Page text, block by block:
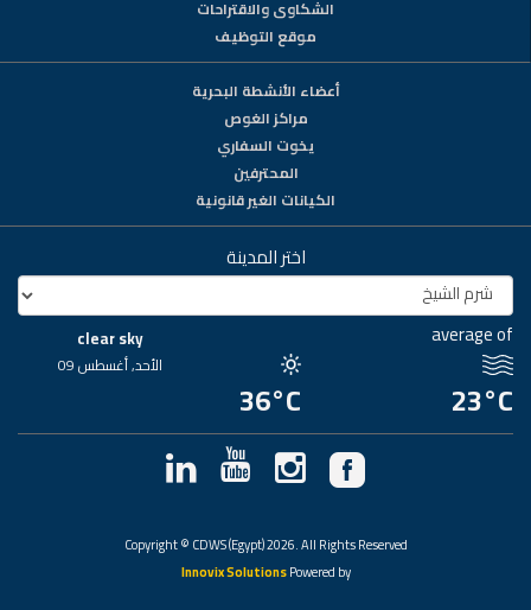
الشكاوى والاقتراحات
موقع التوظيف
أعضاء الأنشطة البحرية
مراكز الغوص
يخوت السفاري
المحترفين
الكيانات الغير قانونية
اختر المدينة
average of
23°C
36°C
clear sky
الأحد, أغسطس 09
Copyright © CDWS (Egypt) 2026. All Rights Reserved
Powered by
Innovix Solutions